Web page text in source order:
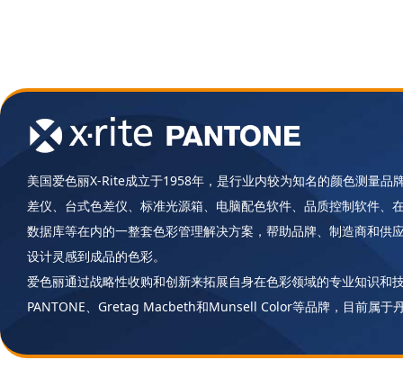
美国爱色丽X-Rite成立于1958年，是行业内较为知名的颜色测量品
差仪、台式色差仪、标准光源箱、电脑配色软件、品质控制软件、
数据库等在内的一整套色彩管理解决方案，帮助品牌、制造商和供
设计灵感到成品的色彩。
爱色丽通过战略性收购和创新来拓展自身在色彩领域的专业知识和
PANTONE、Gretag Macbeth和Munsell Color等品牌，目前属于